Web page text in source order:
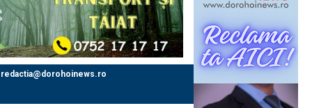
redactia@dorohoinews.ro